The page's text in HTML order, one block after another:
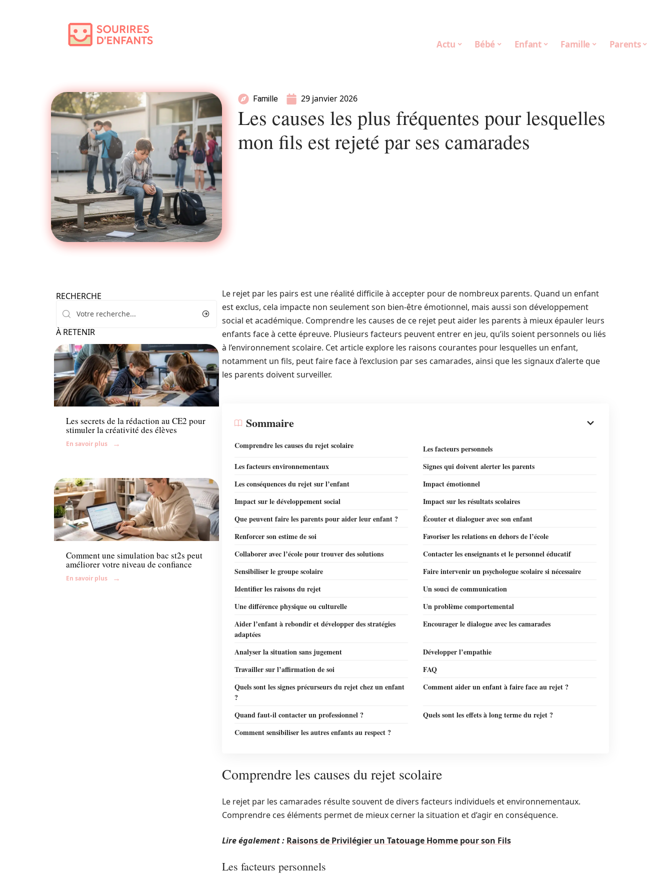
Actu Bébé Enfant Famille Parents
Famille 29 janvier 2026
Les causes les plus fréquentes pour lesquelles
mon fils est rejeté par ses camarades
RECHERCHE
À RETENIR
Enfant
Les secrets de la rédaction au CE2 pour
stimuler la créativité des élèves
En savoir plus
Enfant
Comment une simulation bac st2s peut
améliorer votre niveau de confiance
En savoir plus
Le rejet par les pairs est une réalité difficile à accepter pour de nombreux parents. Quand un enfant
est exclus, cela impacte non seulement son bien-être émotionnel, mais aussi son développement
social et académique. Comprendre les causes de ce rejet peut aider les parents à mieux épauler leurs
enfants face à cette épreuve. Plusieurs facteurs peuvent entrer en jeu, qu’ils soient personnels ou liés
à l’environnement scolaire. Cet article explore les raisons courantes pour lesquelles un enfant,
notamment un fils, peut faire face à l’exclusion par ses camarades, ainsi que les signaux d’alerte que
les parents doivent surveiller.
Sommaire
Comprendre les causes du rejet scolaire
Les facteurs personnels
Les facteurs environnementaux
Signes qui doivent alerter les parents
Les conséquences du rejet sur l’enfant
Impact émotionnel
Impact sur le développement social
Impact sur les résultats scolaires
Que peuvent faire les parents pour aider leur enfant ?
Écouter et dialoguer avec son enfant
Renforcer son estime de soi
Favoriser les relations en dehors de l’école
Collaborer avec l’école pour trouver des solutions
Contacter les enseignants et le personnel éducatif
Sensibiliser le groupe scolaire
Faire intervenir un psychologue scolaire si nécessaire
Identifier les raisons du rejet
Un souci de communication
Une différence physique ou culturelle
Un problème comportemental
Aider l’enfant à rebondir et développer des stratégies
adaptées
Encourager le dialogue avec les camarades
Analyser la situation sans jugement
Développer l’empathie
Travailler sur l’affirmation de soi
FAQ
Quels sont les signes précurseurs du rejet chez un enfant
?
Comment aider un enfant à faire face au rejet ?
Quand faut-il contacter un professionnel ?
Quels sont les effets à long terme du rejet ?
Comment sensibiliser les autres enfants au respect ?
Comprendre les causes du rejet scolaire
Le rejet par les camarades résulte souvent de divers facteurs individuels et environnementaux.
Comprendre ces éléments permet de mieux cerner la situation et d’agir en conséquence.
Lire également : Raisons de Privilégier un Tatouage Homme pour son Fils
Les facteurs personnels